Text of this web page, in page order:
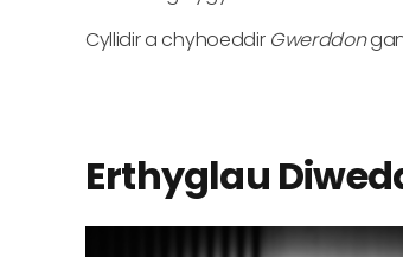
Cyllidir a chyhoeddir Gwerddon
Erthyglau